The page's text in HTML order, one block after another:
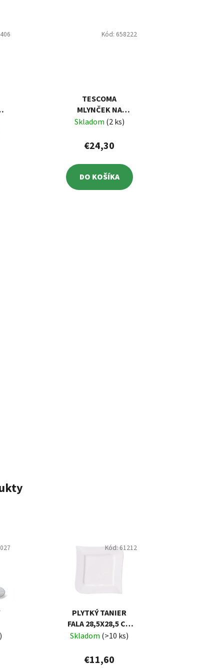
TESCOMA
MLYNČEK NA
KORENIE/SOĽ
Skladom (2 ks)
€24,30
DO KOŠÍKA
Kód: 658222
PLYTKÝ TANIER
FALA 28,5X28,5 CM
AMBITION
Skladom (>10 ks)
€11,60
Kód:61212